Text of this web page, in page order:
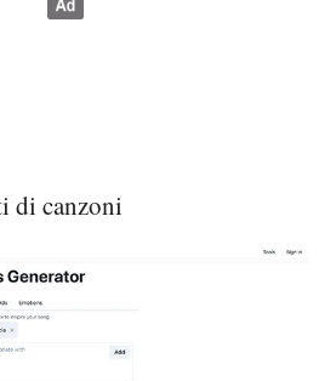
di canzoni